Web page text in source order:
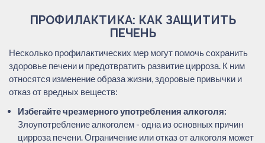
ПРОФИЛАКТИКА: КАК ЗАЩИТИТЬ
ПЕЧЕНЬ
Несколько профилактических мер могут помочь сохранить
здоровье печени и предотвратить развитие цирроза. К ним
относятся изменение образа жизни, здоровые привычки и
отказ от вредных веществ:
Избегайте чрезмерного употребления алкоголя:
Злоупотребление алкоголем - одна из основных причин
цирроза печени. Ограничение или отказ от алкоголя может